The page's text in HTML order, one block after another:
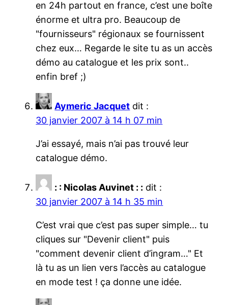
en 24h partout en france, c’est une boîte
énorme et ultra pro. Beaucoup de
"fournisseurs" régionaux se fournissent
chez eux… Regarde le site tu as un accès
démo au catalogue et les prix sont..
enfin bref ;)
Aymeric Jacquet dit :
30 janvier 2007 à 14 h 07 min
J’ai essayé, mais n’ai pas trouvé leur
catalogue démo.
: : Nicolas Auvinet : : dit :
30 janvier 2007 à 14 h 35 min
C’est vrai que c’est pas super simple… tu
cliques sur "Devenir client" puis
"comment devenir client d’ingram…" Et
là tu as un lien vers l’accès au catalogue
en mode test ! ça donne une idée.